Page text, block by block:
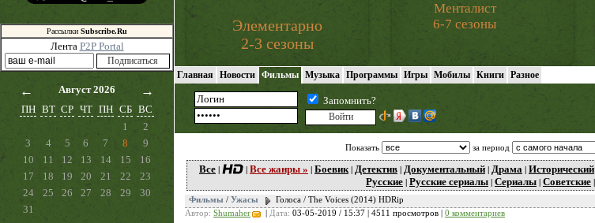
Рассылки Subscribe.Ru
Лента P2P Portal
← Август 2026 →
ПН ВТ СР ЧТ ПН СБ ВС
1
2
3
4 5 6 7 8
9
10
11 12 13 14 15
16
17
18 19 20 21 22
23
24
25 26 27 28 29
30
31
Элементарно
2-3 сезоны
Менталист
6-7 сезоны
Главная Новости Фильмы Музыка Программы Игры Мобилы Книги Разное
Запомнить?
Показать за период
Все Все жанры » Боевик Детектив Документальный Драма Исторический
Русские Русские сериалы Сериалы Советские
Фильмы / Ужасы
Голоса / The Voices (2014) HDRip
Автор: Shumaher Дата: 03-05-2019 / 15:37 | 4511 просмотров | 0 комментариев